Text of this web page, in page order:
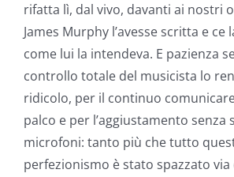
rifatta lì, dal vivo, davanti ai nostri
James Murphy l’avesse scritta e ce
come lui la intendeva. E pazienza
controllo totale del musicista lo
ridicolo, per il continuo
palco e per l’aggiustamento senza
microfoni: tanto più che tutto
perfezionismo è stato spazzato